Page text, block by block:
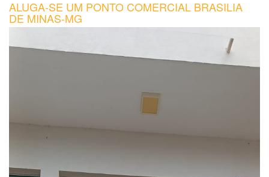
ALUGA-SE UM PONTO COMERCIAL BRASILIA
DE MINAS-MG